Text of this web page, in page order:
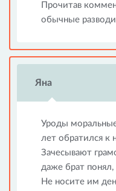
Прочитав
обычные
Яна
Уроды
лет обратился к
Зачесывают
даже брат
Не носите им